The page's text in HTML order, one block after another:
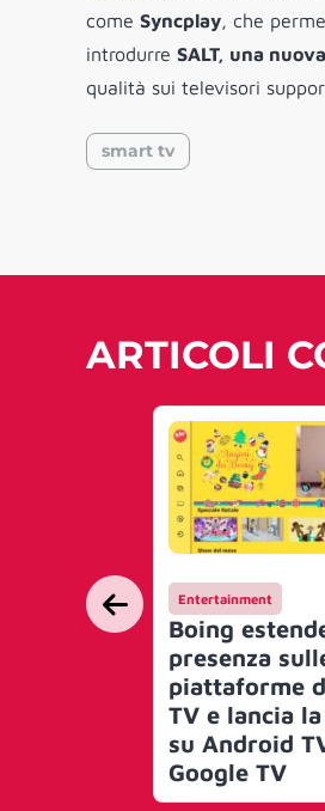
come Syncplay, che
introdurre SALT, una
qualità sui televisori
smart tv
ARTICOLI
Entertainment
Boing
presenza
piattaforme
TV e lancia
su Android
Google TV